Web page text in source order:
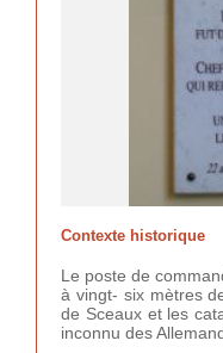
Contexte historique
Le poste de
à vingt- six mètres
de Sceaux et les
inconnu des